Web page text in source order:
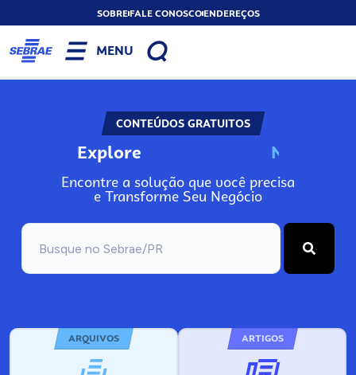
SOBREFALE CONOSCOENDEREÇOS
MENU
CONTEÚDOS GRATUITOS
Explore N
Encontre a solução que você precisa
e Transforme Seu Negócio
ARQUIVOS ARTIGOS